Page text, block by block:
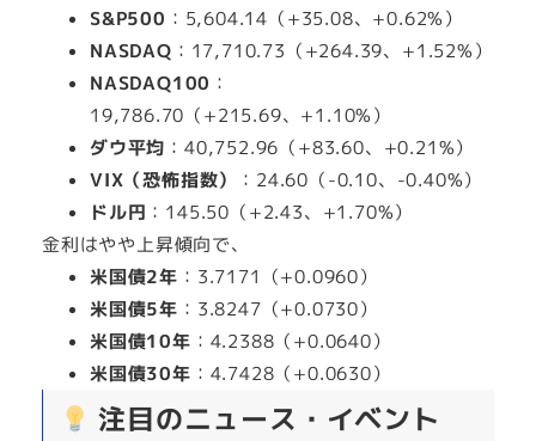
S&P500 ：5,604.14（+35.08、+0.62%）
NASDAQ ：17,710.73（+264.39、+1.52%）
NASDAQ100 ：
19,786.70（+215.69、+1.10%）
ダウ平均 ：40,752.96（+83.60、+0.21%）
VIX（恐怖指数）
：24.60（-0.10、-0.40%）
ドル円 ：145.50（+2.43、+1.70%）
金利はやや上昇傾向で、
米国債2年 ：3.7171（+0.0960）
米国債5年 ：3.8247（+0.0730）
米国債10年 ：4.2388（+0.0640）
米国債30年 ：4.7428（+0.0630）
注目のニュース・イベント